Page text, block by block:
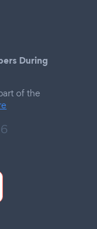
During
of the